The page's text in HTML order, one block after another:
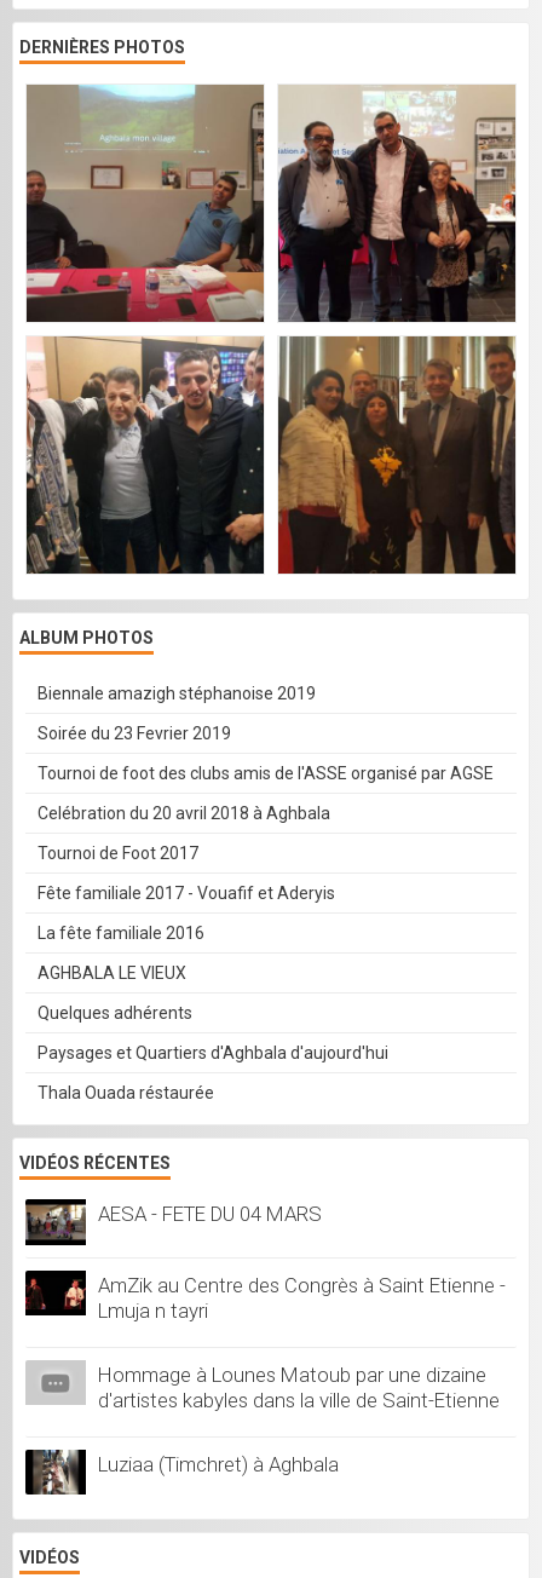
DERNIÈRES PHOTOS
ALBUM PHOTOS
Biennale amazigh stéphanoise 2019
Soirée du 23 Fevrier 2019
Tournoi de foot des clubs amis de l'ASSE organisé par AGSE
Celébration du 20 avril 2018 à Aghbala
Tournoi de Foot 2017
Fête familiale 2017 - Vouafif et Aderyis
La fête familiale 2016
AGHBALA LE VIEUX
Quelques adhérents
Paysages et Quartiers d'Aghbala d'aujourd'hui
Thala Ouada réstaurée
VIDÉOS RÉCENTES
AESA - FETE DU 04 MARS
AmZik au Centre des Congrès à Saint Etienne -
Lmuja n tayri
Hommage à Lounes Matoub par une dizaine
d'artistes kabyles dans la ville de Saint-Etienne
Luziaa (Timchret) à Aghbala
VIDÉOS